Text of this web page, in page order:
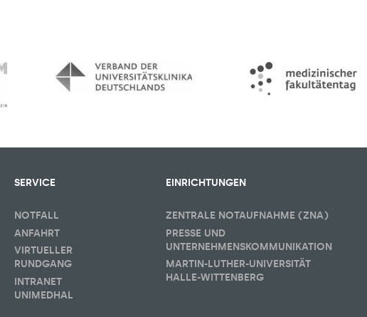
SERVICE
NOTFALL
ANFAHRT
VIRTUELLER
RUNDGANG
INTRANET
UNIMEDHAL
EINRICHTUNGEN
ZENTRALE NOTAUFNAHME (ZNA)
PRESSE UND
UNTERNEHMENSKOMMUNIKATION
MARTIN-LUTHER-UNIVERSITÄT
HALLE-WITTENBERG